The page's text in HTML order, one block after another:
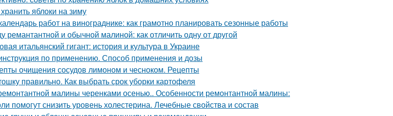
яблоки на зиму
работ на винограднике: как грамотно планировать сезонные работы
ремантантной и обычной малиной: как отличить одну от другой
итальянский гигант: история и культура в Украине
по применению. Способ применения и дозы
очищения сосудов лимоном и чесноком. Рецепты
правильно. Как выбрать срок уборки картофеля
малины черенками осенью.. Особенности ремонтантной малины:
помогут снизить уровень холестерина. Лечебные свойства и состав